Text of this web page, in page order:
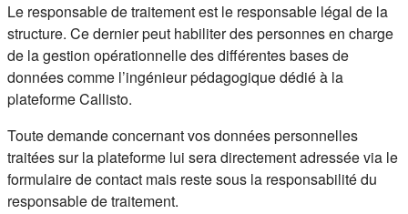
Le responsable de traitement est le responsable légal de la
structure. Ce dernier peut habiliter des personnes en charge
de la gestion opérationnelle des différentes bases de
données comme l’ingénieur pédagogique dédié à la
plateforme Callisto.
Toute demande concernant vos données personnelles
traitées sur la plateforme lui sera directement adressée via le
formulaire de contact mais reste sous la responsabilité du
responsable de traitement.